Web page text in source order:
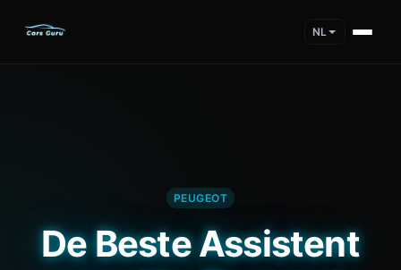
NL
PEUGEOT
De Beste Assistent